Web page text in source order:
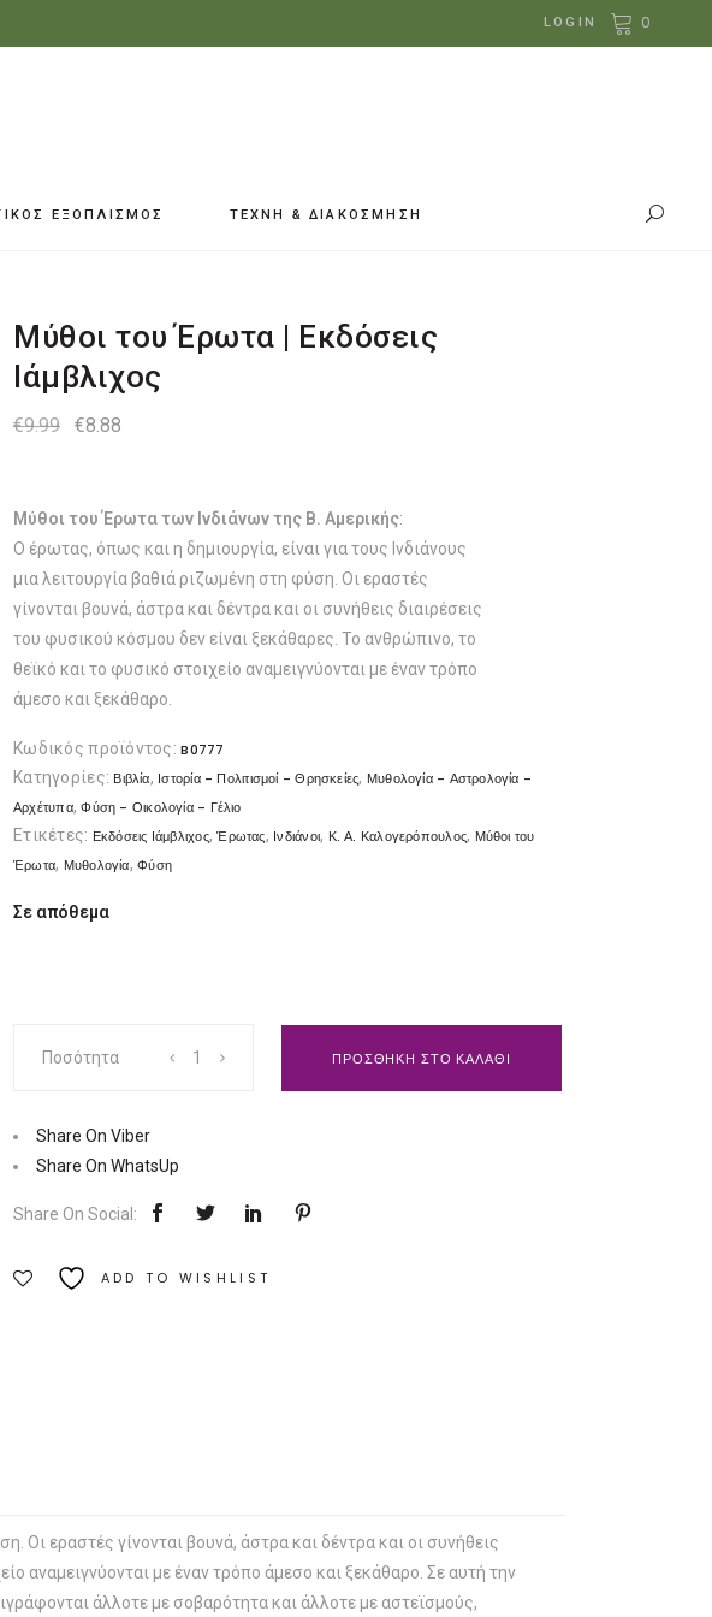
LOGIN 0
ΕΞΟΠΛΙΣΜΟΣ ΤΕΧΝΗ & ΔΙΑΚΟΣΜΗΣΗ
Μύθοι του Έρωτα | Εκδόσεις
Ιάμβλιχος
€9.99
Original
€8.88
Μύθοι του Έρωτα των Ινδιάνων της Β. Αμερικής:
Ο έρωτας, όπως και η δημιουργία, είναι για τους Ινδιάνους
μια λειτουργία βαθιά ριζωμένη στη φύση. Οι εραστές
γίνονται βουνά, άστρα και δέντρα και οι συνήθεις διαιρέσεις
του φυσικού κόσμου δεν είναι ξεκάθαρες. Το ανθρώπινο, το
θεϊκό και το φυσικό στοιχείο αναμειγνύονται με έναν τρόπο
άμεσο και ξεκάθαρο.
Κωδικός προϊόντος:B0777
Κατηγορίες: Βιβλία, Ιστορία - Πολιτισμοί - Θρησκείες, Μυθολογία - Αστρολογία -
Αρχέτυπα,Φύση - Οικολογία - Γέλιο
Ετικέτες: Εκδόσεις Ιάμβλιχος,Έρωτας, Ινδιάνοι, Κ. Α. Καλογερόπουλος, Μύθοι του
Έρωτα, Μυθολογία,Φύση
Σε απόθεμα
του
|
Εκδόσεις
Ποσότητα
Ποσότητα ΠΡΟΣΘΗΚΗ ΣΤΟ ΚΑΛΑΘΙ
Share On Viber
Share On WhatsUp
Share On Social:
ADD TO WISHLIST
Οι εραστές γίνονται βουνά, άστρα και δέντρα και οι συνήθεις
αναμειγνύονται με έναν τρόπο άμεσο και ξεκάθαρο. Σε αυτή την
άλλοτε με σοβαρότητα και άλλοτε με αστεϊσμούς,